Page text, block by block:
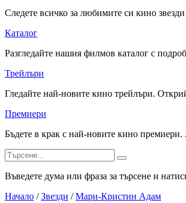
Следете всичко за любимите си кино
Каталог
Разгледайте нашия филмов каталог с
Трейлъри
Гледайте най-новите кино трейлъри.
Премиери
Бъдете в крак с най-новите кино
Въведете дума или фраза за търсене и
Начало / Звезди / Мари-Кристин Адам